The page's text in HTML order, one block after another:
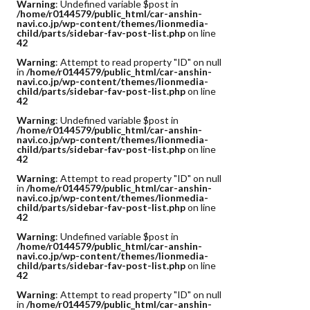
Warning: Undefined variable $post in
/home/r0144579/public_html/car-anshin-
navi.co.jp/wp-content/themes/lionmedia-
child/parts/sidebar-fav-post-list.phpon line
42
Warning: Attempt to read property "ID" on null
in /home/r0144579/public_html/car-anshin-
navi.co.jp/wp-content/themes/lionmedia-
child/parts/sidebar-fav-post-list.phpon line
42
Warning: Undefined variable $post in
/home/r0144579/public_html/car-anshin-
navi.co.jp/wp-content/themes/lionmedia-
child/parts/sidebar-fav-post-list.phpon line
42
Warning: Attempt to read property "ID" on null
in /home/r0144579/public_html/car-anshin-
navi.co.jp/wp-content/themes/lionmedia-
child/parts/sidebar-fav-post-list.phpon line
42
Warning: Undefined variable $post in
/home/r0144579/public_html/car-anshin-
navi.co.jp/wp-content/themes/lionmedia-
child/parts/sidebar-fav-post-list.phpon line
42
Warning: Attempt to read property "ID" on null
in /home/r0144579/public_html/car-anshin-